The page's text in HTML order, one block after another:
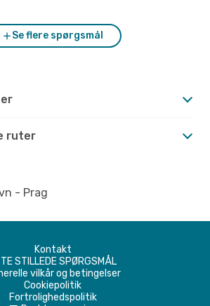
Se flere spørgsmål
ruter
- Prag
Kontakt
STILLEDE SPØRGSMÅL
vilkår og betingelser
Cookiepolitik
Fortrolighedspolitik